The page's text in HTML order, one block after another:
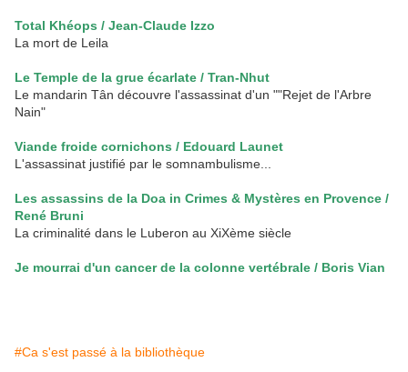
Total Khéops / Jean-Claude Izzo
La mort de Leila
Le Temple de la grue écarlate / Tran-Nhut
Le mandarin Tân découvre l'assassinat d'un ""Rejet de l'Arbre
Nain"
Viande froide cornichons / Edouard Launet
L'assassinat justifié par le somnambulisme...
Les assassins de la Doa in Crimes & Mystères en Provence /
René Bruni
La criminalité dans le Luberon au XiXème siècle
Je mourrai d'un cancer de la colonne vertébrale / Boris Vian
#Ca s'est passé à la bibliothèque